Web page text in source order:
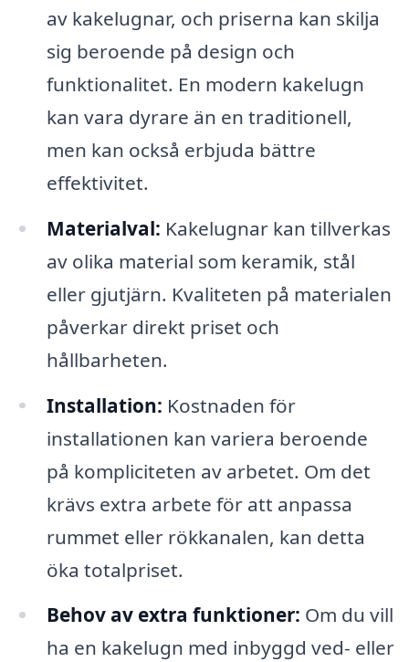
av kakelugnar, och priserna kan skilja
sig beroende på design och
funktionalitet. En modern kakelugn
kan vara dyrare än en traditionell,
men kan också erbjuda bättre
effektivitet.
Materialval: Kakelugnar kan tillverkas
av olika material som keramik, stål
eller gjutjärn. Kvaliteten på materialen
påverkar direkt priset och
hållbarheten.
Installation: Kostnaden för
installationen kan variera beroende
på kompliciteten av arbetet. Om det
krävs extra arbete för att anpassa
rummet eller rökkanalen, kan detta
öka totalpriset.
Behov av extra funktioner: Om du vill
ha en kakelugn med inbyggd ved- eller